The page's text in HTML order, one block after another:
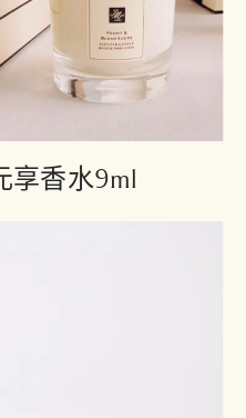
享香水9ml